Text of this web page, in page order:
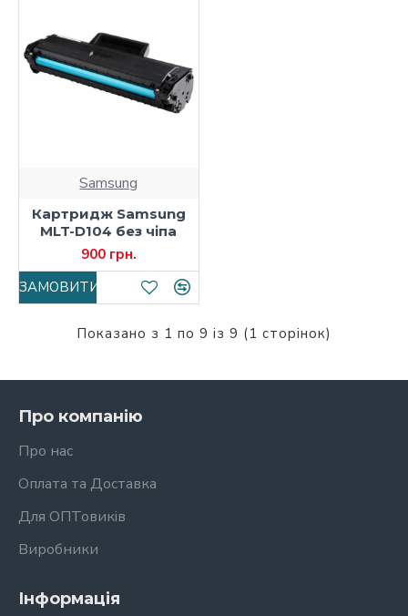
Samsung
Картридж Samsung
MLT-D104 без чіпа
900 грн.
ЗАМОВИТИ
Показано з 1 по 9 із 9 (1 сторінок)
Про компанію
Про нас
Оплата та Доставка
Для ОПТовиків
Виробники
Інформація